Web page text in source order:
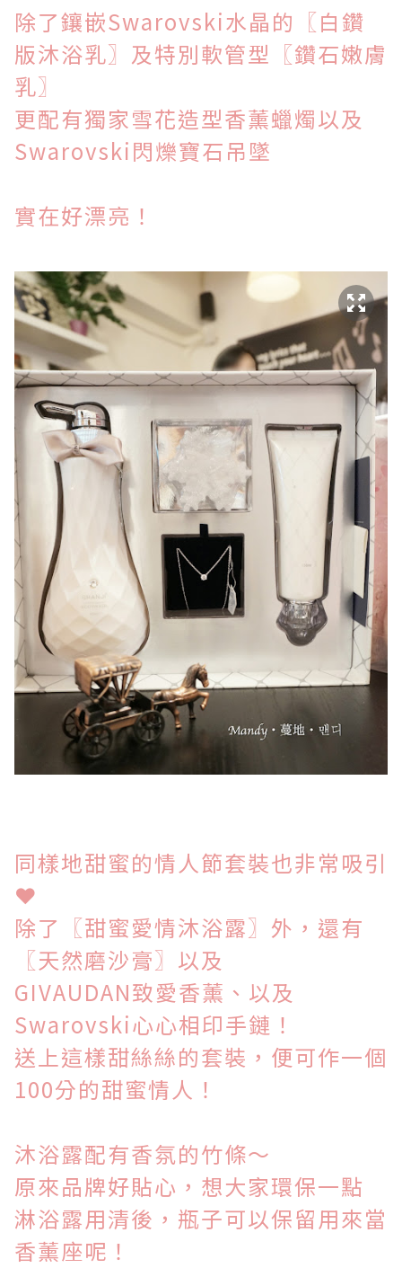
除了鑲嵌Swarovski水晶的〖白鑽
版沐浴乳〗及特別軟管型〖鑽石嫩膚
乳〗
更配有獨家雪花造型香薰蠟燭以及
Swarovski閃爍寶石吊墜
實在好漂亮！
同樣地甜蜜的情人節套裝也非常吸引
❤
除了〖甜蜜愛情沐浴露〗外，還有
〖天然磨沙膏〗以及
GIVAUDAN致愛香薰、以及
Swarovski心心相印手鏈！
送上這樣甜絲絲的套裝，便可作一個
100分的甜蜜情人！
沐浴露配有香氛的竹條～
原來品牌好貼心，想大家環保一點
淋浴露用清後，瓶子可以保留用來當
香薰座呢！